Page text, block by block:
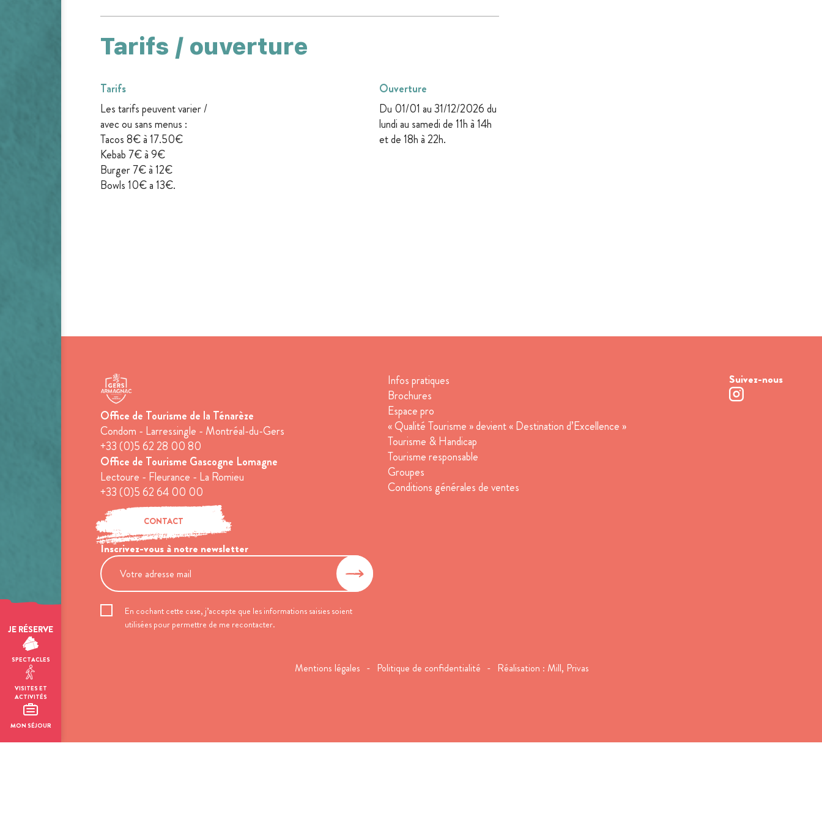
JE RÉSERVE
SPECTACLES
VISITES ET
ACTIVITÉS
MON SÉJOUR
Tarifs / ouverture
Tarifs
Les tarifs peuvent varier /
avec ou sans menus :
Tacos 8€ à 17.50€
Kebab 7€ à 9€
Burger 7€ à 12€
Bowls 10€ a 13€.
Ouverture
Du 01/01 au 31/12/2026 du
lundi au samedi de 11h à 14h
et de 18h à 22h.
Office de Tourisme de la Ténarèze
Condom - Larressingle - Montréal-du-Gers
+33 (0)5 62 28 00 80
Office de Tourisme Gascogne Lomagne
Lectoure - Fleurance - La Romieu
+33 (0)5 62 64 00 00
CONTACT
Infos pratiques
Brochures
Espace pro
« Qualité Tourisme » devient « Destination d’Excellence »
Tourisme & Handicap
Tourisme responsable
Groupes
Conditions générales de ventes
Suivez-nous
Inscrivez-vous à notre newsletter
En cochant cette case, j’accepte que les informations saisies soient
utilisées pour permettre de me recontacter.
Mentions légales Politique de confidentialité Réalisation : Mill, Privas